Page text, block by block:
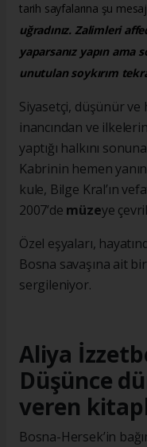
tarih sayfalarına şu
uğradınız. Zalimleri
yaparsanız yapın ama
unutulan soykırım
Siyasetçi, düşünür
inancından ve
yaptığı halkını
Kabrinin hemen
kule, Bilge Kral’ın
2007’de müzeye
Özel eşyaları,
Bosna savaşına ait
sergileniyor.
Aliya
Düşünce
veren
Bosna-Hersek’in